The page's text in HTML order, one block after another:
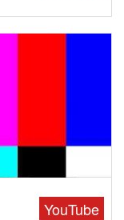
YouTube